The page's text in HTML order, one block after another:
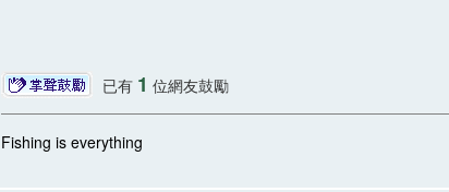
已有 1 位網友鼓勵
Fishing is everything